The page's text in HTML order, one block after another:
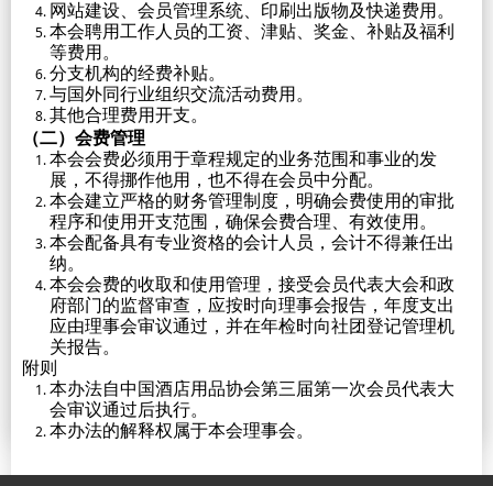
网站建设、会员管理系统、印刷出版物及快递费用。
本会聘用工作人员的工资、津贴、奖金、补贴及福利
等费用。
分支机构的经费补贴。
与国外同行业组织交流活动费用。
其他合理费用开支。
（二） 会费管理
本会会费必须用于章程规定的业务范围和事业的发
展，不得挪作他用，也不得在会员中分配。
本会建立严格的财务管理制度，明确会费使用的审批
程序和使用开支范围，确保会费合理、有效使用。
本会配备具有专业资格的会计人员，会计不得兼任出
纳。
本会会费的收取和使用管理，接受会员代表大会和政
府部门的监督审查，应按时向理事会报告，年度支出
应由理事会审议通过，并在年检时向社团登记管理机
关报告。
附则
本办法自中国酒店用品协会第三届第一次会员代表大
会审议通过后执行。
本办法的解释权属于本会理事会。